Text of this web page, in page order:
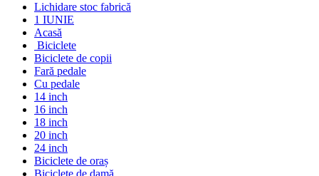
Lichidare stoc fabrică
1 IUNIE
Acasă
Biciclete
Biciclete de copii
Fară pedale
Cu pedale
14 inch
16 inch
18 inch
20 inch
24 inch
Biciclete de oraș
Biciclete de damă